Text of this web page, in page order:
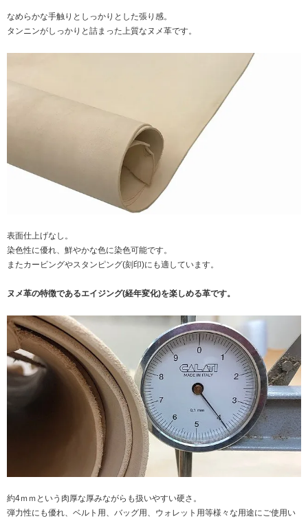
なめらかな手触りとしっかりとした張り感。
タンニンがしっかりと詰まった上質なヌメ革です。
表面仕上げなし。
染色性に優れ、鮮やかな色に染色可能です。
またカービングやスタンピング(刻印)にも適しています。
ヌメ革の特徴であるエイジング(経年変化)を楽しめる革です。
約4ｍｍという肉厚な厚みながらも扱いやすい硬さ。
弾力性にも優れ、ベルト用、バッグ用、ウォレット用等様々な用途にご使用い